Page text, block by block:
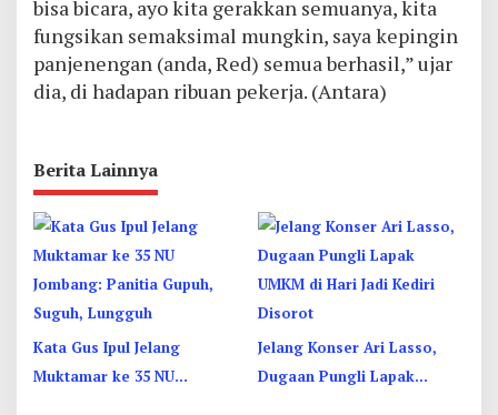
bisa bicara, ayo kita gerakkan semuanya, kita
fungsikan semaksimal mungkin, saya kepingin
panjenengan (anda, Red) semua berhasil,” ujar
dia, di hadapan ribuan pekerja. (Antara)
Berita Lainnya
Kata Gus Ipul Jelang
Muktamar ke 35 NU
Jelang Konser Ari Lasso,
Dugaan Pungli Lapak